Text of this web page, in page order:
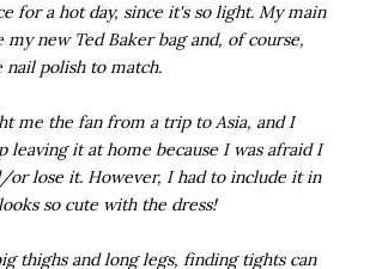
for a hot day, since it's so light. My main
my new Ted Baker bag and, of course,
nail polish to match.
me the fan from a trip to Asia, and I
leaving it at home because I was afraid I
or lose it. However, I had to include it in
so cute with the dress!
thighs and long legs, finding tights can